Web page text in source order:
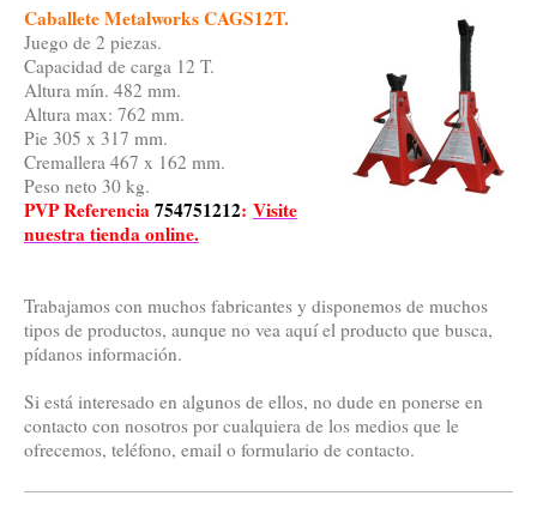
Caballete Metalworks CAGS12T.
Juego de 2 piezas.
Capacidad de carga 12 T.
Altura mín. 482 mm.
Altura max: 762 mm.
Pie 305 x 317 mm.
Cremallera 467 x 162 mm.
Peso neto 30 kg.
PVP Referencia754751212: Visite
nuestra tienda online.
Trabajamos con muchos fabricantes y disponemos de muchos
tipos de productos, aunque no vea aquí el producto que busca,
pídanos información.
Si está interesado en algunos de ellos, no dude en ponerse en
contacto con nosotros por cualquiera de los medios que le
ofrecemos, teléfono, email o formulario de contacto.